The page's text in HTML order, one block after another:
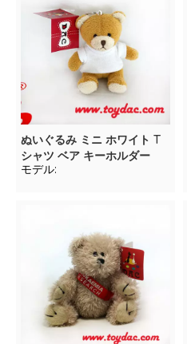
ぬいぐるみ ミニ ホワイト T
シャツ ベア キーホルダー
モデル: